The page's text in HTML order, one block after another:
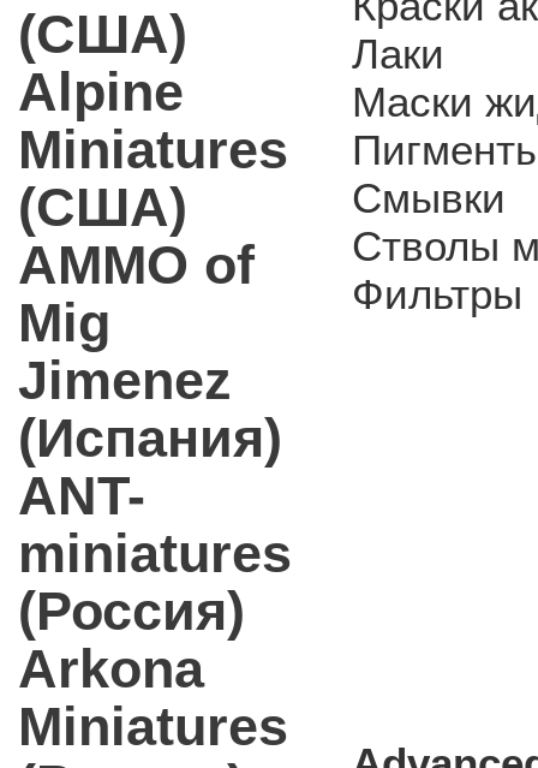
(США)
Alpine
Miniatures
(США)
AMMO of
Mig
Jimenez
(Испания)
ANT-
miniatures
(Россия)
Arkona
Miniatures
Лаки
Маски
Смывки
Стволы
Фильтры